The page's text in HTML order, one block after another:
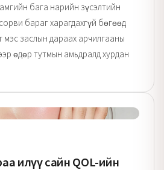
бага нарийн зүсэлтийн
бараг харагдахгүй бөгөөд
мэс заслын дараах арчилгааны
өдөр тутмын амьдралд хурдан
илүү сайн QOL-ийн